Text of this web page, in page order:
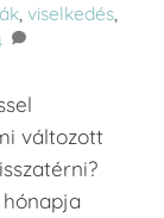
, viselkedés,
változott